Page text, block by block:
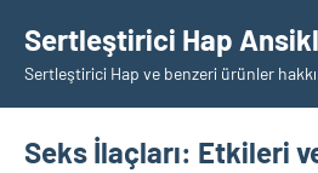
geçSertleştirici Hap
Sertleştirici Hap ve benzeri ürünler
Seks İlaçları: Etkileri